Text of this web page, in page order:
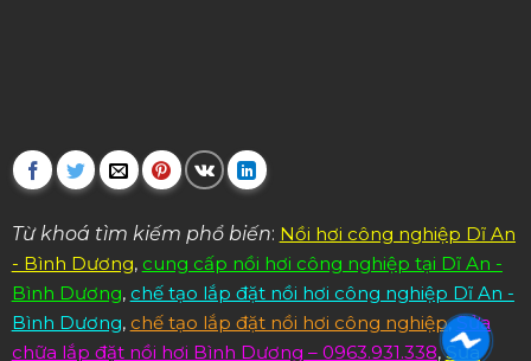
Từ khoá tìm kiếm phổ biến: Nồi hơi công nghiệp Dĩ An
- Bình Dương, cung cấp nồi hơi công nghiệp tại Dĩ An -
Bình Dương, chế tạo lắp đặt nồi hơi công nghiệp Dĩ An -
Bình Dương, chế tạo lắp đặt nồi hơi công nghiệp,Sửa
chữa lắp đặt nồi hơi Bình Dương – 0963.931.338,Sửa